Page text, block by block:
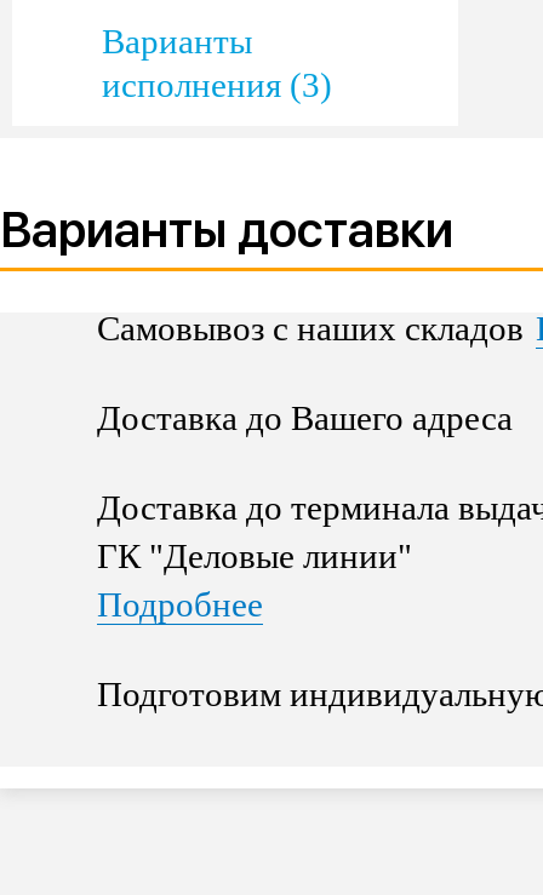
Варианты
исполнения (3)
Варианты доставки
Самовывоз с наших складов
Доставка до Вашего адреса
Доставка до терминала
ГК "Деловые линии"
Подробнее
Подготовим